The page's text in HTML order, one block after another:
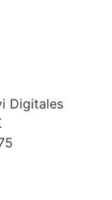
Digitales